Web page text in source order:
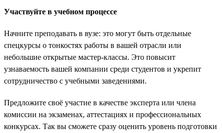
Участвуйте в учебном процессе
Начните преподавать в вузе: это могут быть отдельные
спецкурсы о тонкостях работы в вашей отрасли или
небольшие открытые мастер-классы. Это повысит
узнаваемость вашей компании среди студентов и укрепит
сотрудничество с учебными заведениями.
Предложите своё участие в качестве эксперта или члена
комиссии на экзаменах, аттестациях и профессиональных
конкурсах. Так вы сможете сразу оценить уровень подготовки